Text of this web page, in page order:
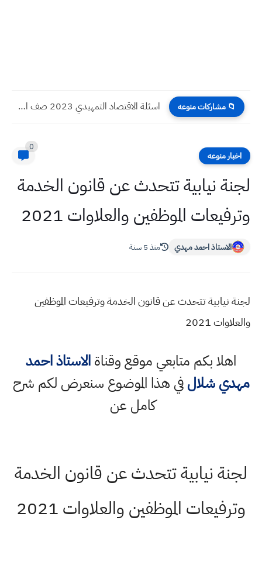
📁 مشاركات منوعه اسئلة الاقتصاد التمهيدي 2023 صف السادس الادبي
اخبار منوعه
0
لجنة نيابية تتحدث عن قانون الخدمة
وترفيعات الموظفين والعلاوات 2021
الاستاذ احمد مهدي منذ 5 سنة
لجنة نيابية تتحدث عن قانون الخدمة وترفيعات الموظفين
والعلاوات 2021
اهلا بكم متابعي موقع وقناةالاستاذ احمد
مهدي شلالفي هذا الموضوع سنعرض لكم شرح
كامل عن
لجنة نيابية تتحدث عن قانون الخدمة
وترفيعات الموظفين والعلاوات 2021